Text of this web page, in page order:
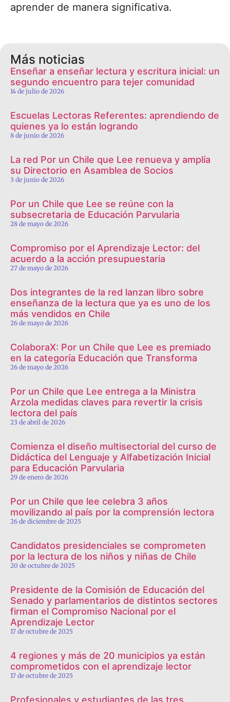
aprender de manera significativa.
Más noticias
Enseñar a enseñar lectura y escritura inicial: un
segundo encuentro para tejer comunidad
14 de julio de 2026
Escuelas Lectoras Referentes: aprendiendo de
quienes ya lo están logrando
8 de junio de 2026
La red Por un Chile que Lee renueva y amplía
su Directorio en Asamblea de Socios
3 de junio de 2026
Por un Chile que Lee se reúne con la
subsecretaria de Educación Parvularia
28 de mayo de 2026
Compromiso por el Aprendizaje Lector: del
acuerdo a la acción presupuestaria
27 de mayo de 2026
Dos integrantes de la red lanzan libro sobre
enseñanza de la lectura que ya es uno de los
más vendidos en Chile
26 de mayo de 2026
ColaboraX: Por un Chile que Lee es premiado
en la categoría Educación que Transforma
26 de mayo de 2026
Por un Chile que Lee entrega a la Ministra
Arzola medidas claves para revertir la crisis
lectora del país
23 de abril de 2026
Comienza el diseño multisectorial del curso de
Didáctica del Lenguaje y Alfabetización Inicial
para Educación Parvularia
29 de enero de 2026
Por un Chile que lee celebra 3 años
movilizando al país por la comprensión lectora
26 de diciembre de 2025
Candidatos presidenciales se comprometen
por la lectura de los niños y niñas de Chile
20 de octubre de 2025
Presidente de la Comisión de Educación del
Senado y parlamentarios de distintos sectores
firman el Compromiso Nacional por el
Aprendizaje Lector
17 de octubre de 2025
4 regiones y más de 20 municipios ya están
comprometidos con el aprendizaje lector
17 de octubre de 2025
Profesionales y estudiantes de las tres